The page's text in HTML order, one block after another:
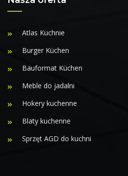
Atlas Kuchnie
Burger Küchen
Bauformat Küchen
Meble do jadalni
Hokery kuchenne
Blaty kuchenne
Sprzęt AGD do kuchni